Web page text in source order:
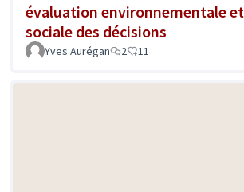
évaluation environnementale et
sociale des décisions
Yves Aurégan 2 11